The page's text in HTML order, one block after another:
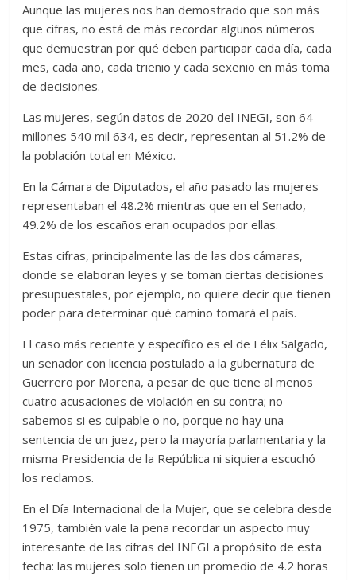
Aunque las mujeres nos han demostrado que son más
que cifras, no está de más recordar algunos números
que demuestran por qué deben participar cada día, cada
mes, cada año, cada trienio y cada sexenio en más toma
de decisiones.
Las mujeres, según datos de 2020 del INEGI, son 64
millones 540 mil 634, es decir, representan al 51.2% de
la población total en México.
En la Cámara de Diputados, el año pasado las mujeres
representaban el 48.2% mientras que en el Senado,
49.2% de los escaños eran ocupados por ellas.
Estas cifras, principalmente las de las dos cámaras,
donde se elaboran leyes y se toman ciertas decisiones
presupuestales, por ejemplo, no quiere decir que tienen
poder para determinar qué camino tomará el país.
El caso más reciente y específico es el de Félix Salgado,
un senador con licencia postulado a la gubernatura de
Guerrero por Morena, a pesar de que tiene al menos
cuatro acusaciones de violación en su contra; no
sabemos si es culpable o no, porque no hay una
sentencia de un juez, pero la mayoría parlamentaria y la
misma Presidencia de la República ni siquiera escuchó
los reclamos.
En el Día Internacional de la Mujer, que se celebra desde
1975, también vale la pena recordar un aspecto muy
interesante de las cifras del INEGI a propósito de esta
fecha: las mujeres solo tienen un promedio de 4.2 horas